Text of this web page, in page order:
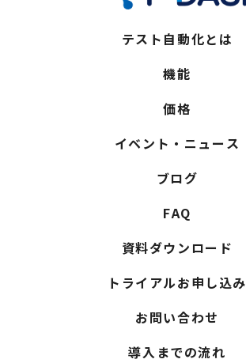
テスト自動化とは
機能
価格
イベント・ニュース
ブログ
FAQ
資料ダウンロード
トライアルお申し込み
お問い合わせ
導入までの流れ